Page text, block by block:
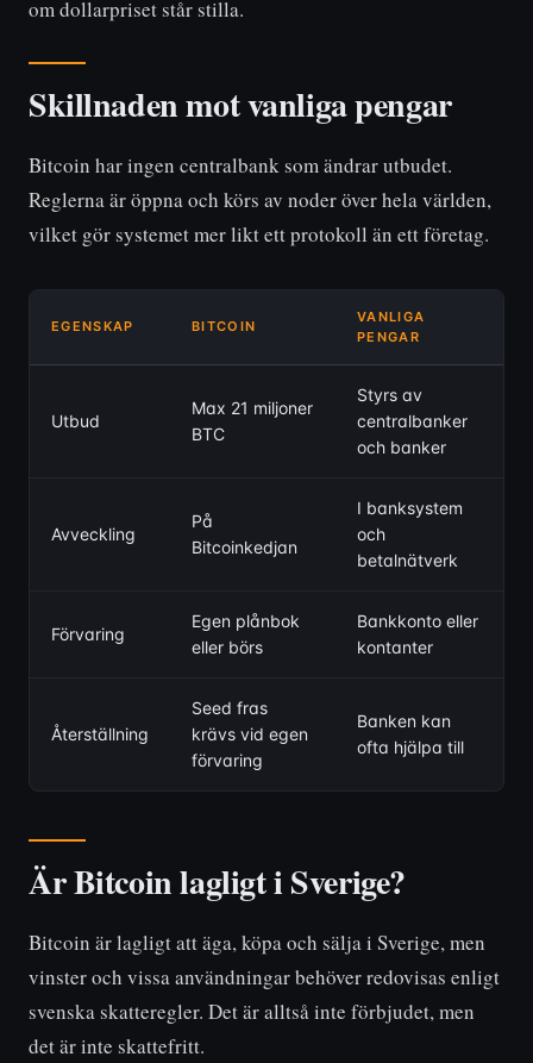
om dollarpriset står stilla.
Skillnaden mot vanliga pengar
Bitcoin har ingen centralbank som ändrar utbudet.
Reglerna är öppna och körs av noder över hela världen,
vilket gör systemet mer likt ett protokoll än ett företag.
EGENSKAP BITCOIN
VANLIGA
PENGAR
Utbud
Max 21 miljoner
BTC
Styrs av
centralbanker
och banker
Avveckling
På
Bitcoinkedjan
I banksystem
och
betalnätverk
Förvaring
Egen plånbok
eller börs
Bankkonto eller
kontanter
Återställning
Seed fras
krävs vid egen
förvaring
Banken kan
ofta hjälpa till
Är Bitcoin lagligt i Sverige?
Bitcoin är lagligt att äga, köpa och sälja i Sverige, men
vinster och vissa användningar behöver redovisas enligt
svenska skatteregler. Det är alltså inte förbjudet, men
det är inte skattefritt.